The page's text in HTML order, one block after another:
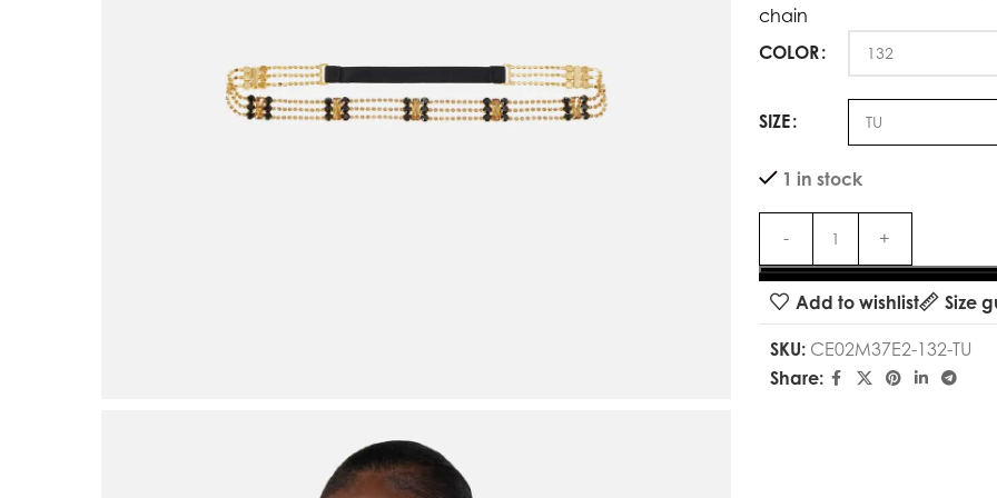
chain
COLOR
SIZE
1 in stock
Add to wishlist
Size
SKU: CE02M37E2-132-TU
Share: